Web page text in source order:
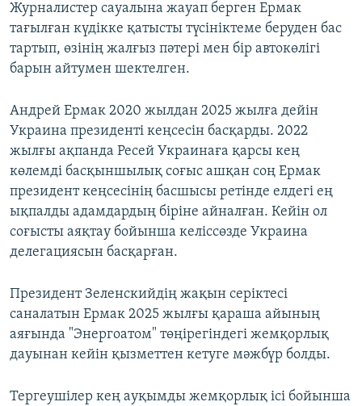
Журналистер сауалына жауап берген Ермак
тағылған күдікке қатысты түсініктеме беруден бас
тартып, өзінің жалғыз пәтері мен бір автокөлігі
барын айтумен шектелген.
Андрей Ермак 2020 жылдан 2025 жылға дейін
Украина президенті кеңсесін басқарды. 2022
жылғы ақпанда Ресей Украинаға қарсы кең
көлемді басқыншылық соғыс ашқан соң Ермак
президент кеңсесінің басшысы ретінде елдегі ең
ықпалды адамдардың біріне айналған. Кейін ол
соғысты аяқтау бойынша келіссөзде Украина
делегациясын басқарған.
Президент Зеленскийдің жақын серіктесі
саналатын Ермак 2025 жылғы қараша айының
аяғында "Энергоатом" төңірегіндегі жемқорлық
дауынан кейін қызметтен кетуге мәжбүр болды.
Тергеушілер кең ауқымды жемқорлық ісі бойынша